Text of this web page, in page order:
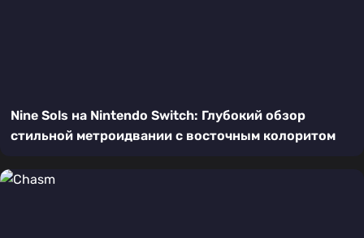
Nine Sols на Nintendo Switch: Глубокий обзор
стильной метроидвании с восточным колоритом